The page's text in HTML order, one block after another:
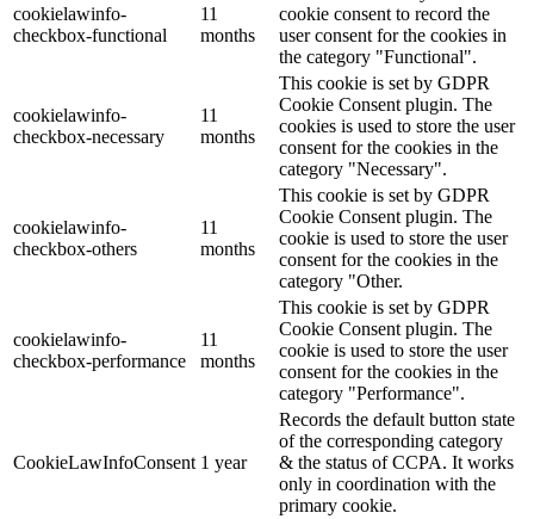
cookielawinfo-
checkbox-functional
11
months
cookie consent to record the
user consent for the cookies in
the category "Functional".
cookielawinfo-
checkbox-necessary
11
months
This cookie is set by GDPR
Cookie Consent plugin. The
cookies is used to store the user
consent for the cookies in the
category "Necessary".
cookielawinfo-
checkbox-others
11
months
This cookie is set by GDPR
Cookie Consent plugin. The
cookie is used to store the user
consent for the cookies in the
category "Other.
cookielawinfo-
checkbox-performance
11
months
This cookie is set by GDPR
Cookie Consent plugin. The
cookie is used to store the user
consent for the cookies in the
category "Performance".
CookieLawInfoConsent 1 year
Records the default button state
of the corresponding category
& the status of CCPA. It works
only in coordination with the
primary cookie.